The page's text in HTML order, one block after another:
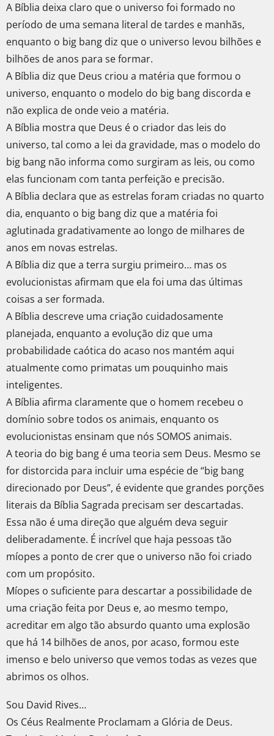
A Bíblia deixa claro que o universo foi formado no
período de uma semana literal de tardes e manhãs,
enquanto o big bang diz que o universo levou bilhões e
bilhões de anos para se formar.
A Bíblia diz que Deus criou a matéria que formou o
universo, enquanto o modelo do big bang discorda e
não explica de onde veio a matéria.
A Bíblia mostra que Deus é o criador das leis do
universo, tal como a lei da gravidade, mas o modelo do
big bang não informa como surgiram as leis, ou como
elas funcionam com tanta perfeição e precisão.
A Bíblia declara que as estrelas foram criadas no quarto
dia, enquanto o big bang diz que a matéria foi
aglutinada gradativamente ao longo de milhares de
anos em novas estrelas.
A Bíblia diz que a terra surgiu primeiro… mas os
evolucionistas afirmam que ela foi uma das últimas
coisas a ser formada.
A Bíblia descreve uma criação cuidadosamente
planejada, enquanto a evolução diz que uma
probabilidade caótica do acaso nos mantém aqui
atualmente como primatas um pouquinho mais
inteligentes.
A Bíblia afirma claramente que o homem recebeu o
domínio sobre todos os animais, enquanto os
evolucionistas ensinam que nós SOMOS animais.
A teoria do big bang é uma teoria sem Deus. Mesmo se
for distorcida para incluir uma espécie de “big bang
direcionado por Deus”, é evidente que grandes porções
literais da Bíblia Sagrada precisam ser descartadas.
Essa não é uma direção que alguém deva seguir
deliberadamente. É incrível que haja pessoas tão
míopes a ponto de crer que o universo não foi criado
com um propósito.
Míopes o suficiente para descartar a possibilidade de
uma criação feita por Deus e, ao mesmo tempo,
acreditar em algo tão absurdo quanto uma explosão
que há 14 bilhões de anos, por acaso, formou este
imenso e belo universo que vemos todas as vezes que
abrimos os olhos.
Sou David Rives…
Os Céus Realmente Proclamam a Glória de Deus.